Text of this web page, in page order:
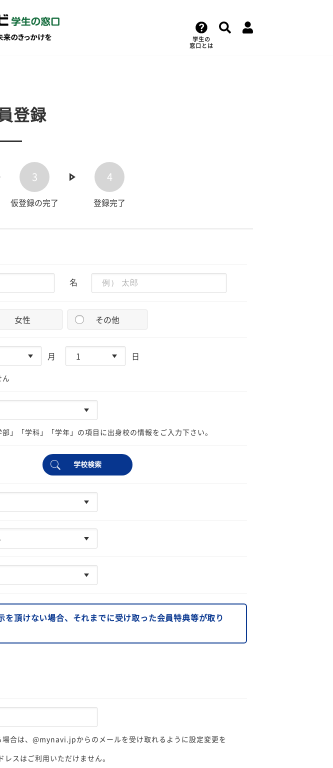
学生の
窓口とは
登録
3
仮登録の完了
4
登録完了
名
女性 その他
月 日
ん
」「学科」「学年」の項目に出身校の情報をご入力下さい。
学校検索
頂けない場合、それまでに受け取った会員特典等が取り
場合は、@mynavi.jpからのメールを受け取れるように設定変更を
スはご利用いただけません。